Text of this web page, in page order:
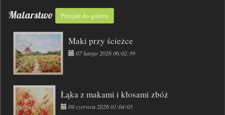
Malarstwo Przejdź do galerii
Maki przy ścieżce
07 lutego 2026 06:02:39
Łąka z makami i kłosami zbóż
09 czerwca 2026 01:04:05